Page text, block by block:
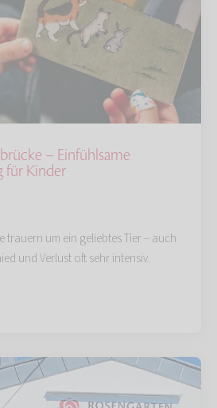
– Einfühlsame
für Kinder
trauern um ein geliebtes Tier – auch
und Verlust oft sehr intensiv.